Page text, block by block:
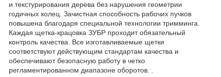
и текстурирования дерева без нарушения геометрии
годичных колец. Зачистная способность рабочих пучков
повышена благодаря специальной технологии тримминга.
Каждая щетка-крацовка ЗУБР проходит обязательный
контроль качества. Все изготавливаемые щетки
соответствуют действующим стандартам качества и
обеспечивают безопасную работу в четко
регламентированном диапазоне оборотов. .